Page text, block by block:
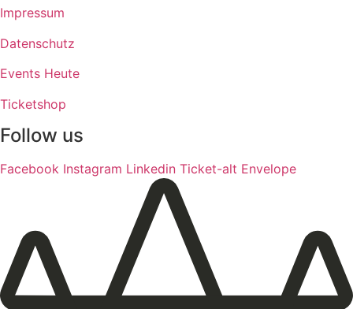
Impressum
Datenschutz
Events Heute
Ticketshop
Follow us
Facebook Instagram Linkedin Ticket-alt Envelope